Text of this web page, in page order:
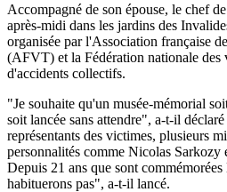
Accompagné de son épouse, le chef
après-midi dans les jardins des
organisée par l'Association française
(AFVT) et la Fédération nationale des
d'accidents collectifs.
"Je souhaite qu'un musée-mémorial
soit lancée sans attendre", a-t-il
représentants des victimes, plusieurs
personnalités comme Nicolas Sarkozy
Depuis 21 ans que sont
habituerons pas", a-t-il lancé.